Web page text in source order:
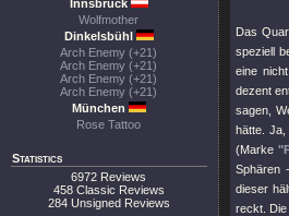
Innsbruck
Wolfmother
Dinkelsbühl
Arch Enemy (+21)
Arch Enemy (+21)
Arch Enemy (+21)
Arch Enemy (+21)
München
Rose Tattoo
Statistics
6972 Reviews
458 Classic Reviews
284 Unsigned Reviews
Das
speziell
eine
dezent
sagen,
hätte. Ja,
(Marke
Sphären
dieser
reckt.